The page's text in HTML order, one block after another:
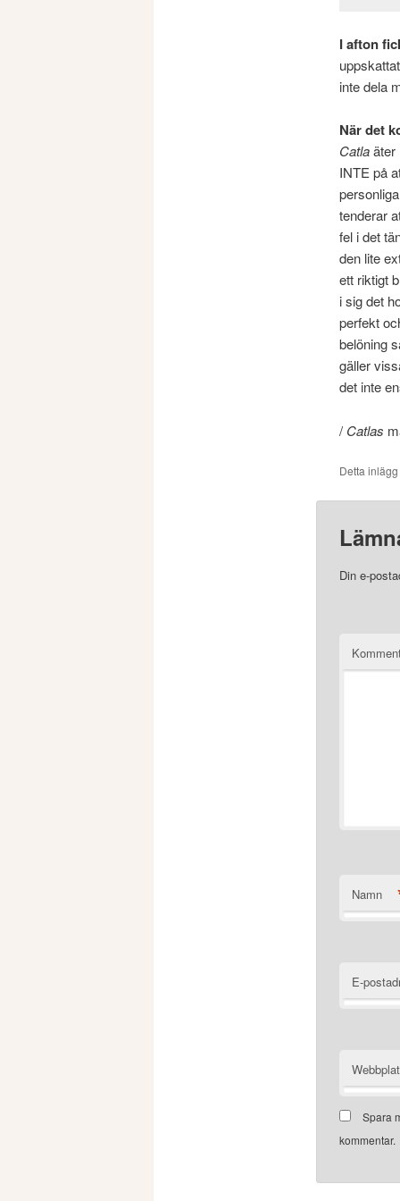
I afton
inte dela
När det
Catlaäter
INTE på
tenderar
fel i det
den lite
ett riktigt
i sig det
perfekt
belöning
gäller
det inte
/ Catlas
Detta
Din e-
Namn
E-
Spara
kommentar.